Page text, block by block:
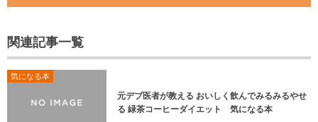
関連記事一覧
気になる本
元デブ医者が教える おいしく飲んでみるみるやせ
る 緑茶コーヒーダイエット 気になる本